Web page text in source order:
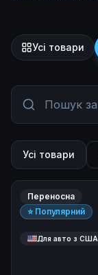
Усі товари
Усі товари
Переносна
⭐ Популярний
Для авто з США